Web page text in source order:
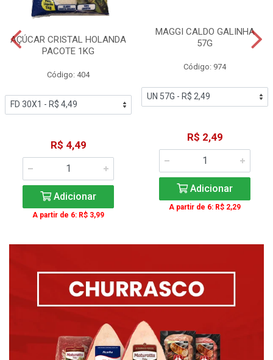
AÇÚCAR CRISTAL HOLANDA
PACOTE 1KG
Código: 404
R$ 4,49
Adicionar
A partir de 6: R$ 3,99
MAGGI CALDO GALINHA
57G
Código: 974
R$ 2,49
Adicionar
A partir de 6: R$ 2,29